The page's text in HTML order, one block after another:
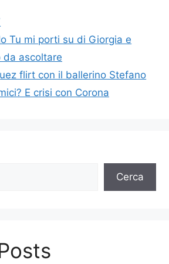
Tu mi porti su di Giorgia e
ascoltare
flirt con il ballerino Stefano
E crisi con Corona
Cerca